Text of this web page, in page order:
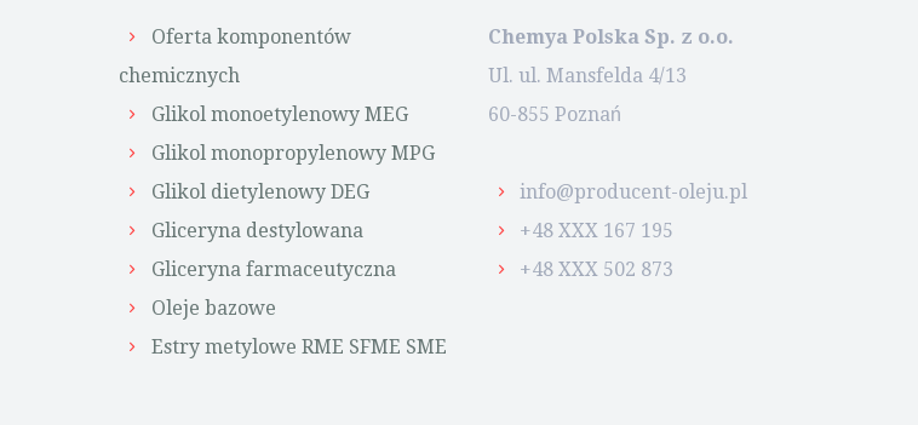
Oferta komponentów
chemicznych
Glikol monoetylenowy MEG
Glikol monopropylenowy MPG
Glikol dietylenowy DEG
Gliceryna destylowana
Gliceryna farmaceutyczna
Oleje bazowe
Estry metylowe RME SFME SME
Chemya Polska Sp. z o.o.
Ul. ul. Mansfelda 4/13
60-855 Poznań
info@producent-oleju.pl
+48 XXX 167 195
+48 XXX 502 873